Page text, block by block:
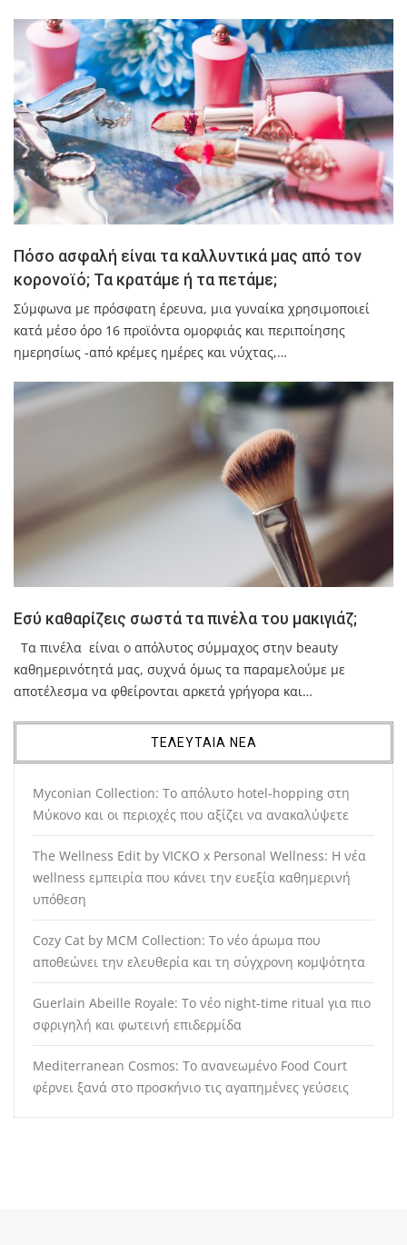
Πόσο ασφαλή είναι τα καλλυντικά μας από τον
κορονοϊό; Τα κρατάμε ή τα πετάμε;
Σύμφωνα με πρόσφατη έρευνα, μια γυναίκα χρησιμοποιεί
κατά μέσο όρο 16 προϊόντα ομορφιάς και περιποίησης
ημερησίως -από κρέμες ημέρες και νύχτας,…
Εσύ καθαρίζεις σωστά τα πινέλα του μακιγιάζ;
Τα πινέλα είναι ο απόλυτος σύμμαχος στην beauty
καθημερινότητά μας, συχνά όμως τα παραμελούμε με
αποτέλεσμα να φθείρονται αρκετά γρήγορα και…
ΤΕΛΕΥΤΑΙΑ ΝΕΑ
Myconian Collection: Το απόλυτο hotel-hopping στη
Μύκονο και οι περιοχές που αξίζει να ανακαλύψετε
The Wellness Edit by VICKO x Personal Wellness: Η νέα
wellness εμπειρία που κάνει την ευεξία καθημερινή
υπόθεση
Cozy Cat by MCM Collection: Το νέο άρωμα που
αποθεώνει την ελευθερία και τη σύγχρονη κομψότητα
Guerlain Abeille Royale: Το νέο night-time ritual για πιο
σφριγηλή και φωτεινή επιδερμίδα
Mediterranean Cosmos: Το ανανεωμένο Food Court
φέρνει ξανά στο προσκήνιο τις αγαπημένες γεύσεις